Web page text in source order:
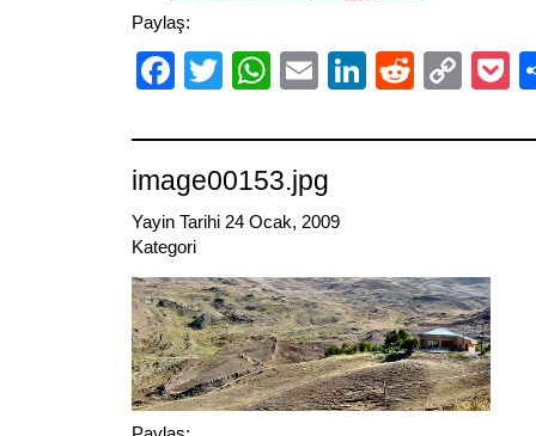
Paylaş:
Facebook
TwitterWhatsApp
EmailLinkedIn
Reddit
image00153.jpg
Yayin Tarihi 24 Ocak, 2009
Kategori